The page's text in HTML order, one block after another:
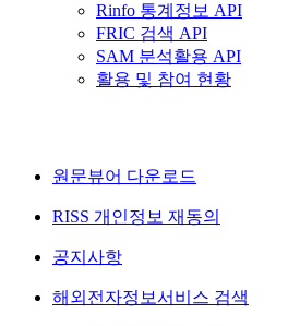
Rinfo 통계정보 API
FRIC 검색 API
SAM 분석활용 API
활용 및 참여 현황
원문뷰어 다운로드
RISS 개인정보 재동의
공지사항
해외전자정보서비스 검색